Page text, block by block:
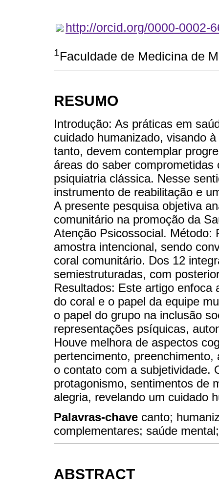
http://orcid.org/0000-0002-
1 Faculdade de Medicina de
RESUMO
Introdução: As práticas em
cuidado humanizado, visando
tanto, devem contemplar
áreas do saber
psiquiatria clássica. Nesse
instrumento de reabilitação e
A presente pesquisa objetiva
comunitário na promoção da
Atenção Psicossocial. Método:
amostra intencional, sendo
coral comunitário. Dos 12
semiestruturadas, com
Resultados: Este artigo enfoca
do coral e o papel da equipe
o papel do grupo na inclusão
representações psíquicas,
Houve melhora de aspectos
pertencimento,
o contato com a subjetividade.
protagonismo, sentimentos de
alegria, revelando um cuidado
Palavras-chave canto;
complementares; saúde
ABSTRACT